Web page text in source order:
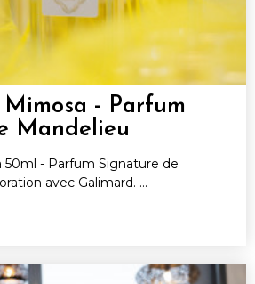
- Parfum
Mandelieu
- Parfum Signature de
avec Galimard. ...